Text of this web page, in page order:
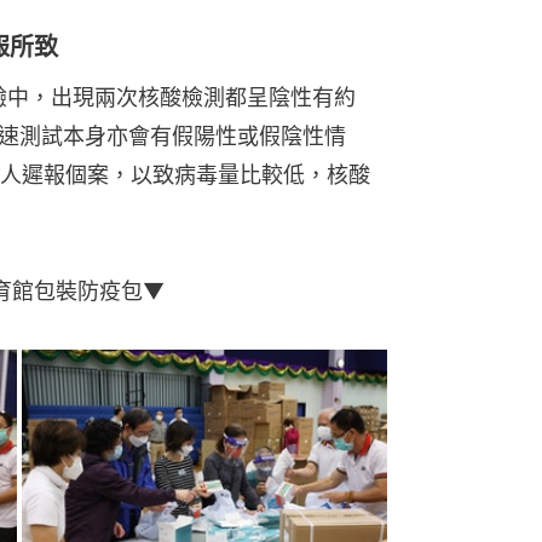
所致
，出現兩次核酸檢測都呈陰性有約
測試本身亦會有假陽性或假陰性情
遲報個案，以致病毒量比較低，核酸
館包裝防疫包▼